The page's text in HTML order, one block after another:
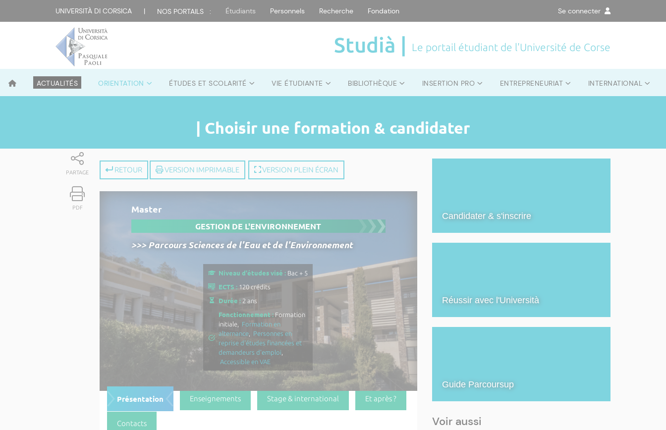
UNIVERSITÀ DI CORSICA | NOS PORTAILS : Étudiants Personnels Recherche Fondation Se connecter
Studià | Le portail étudiant de l'Université de Corse
ACTUALITÉS ORIENTATION ÉTUDES ET SCOLARITÉ VIE ÉTUDIANTE BIBLIOTHÈQUE INSERTION PRO ENTREPRENEURIAT INTERNATIONAL
| Choisir une formation & candidater
PARTAGE
PDF
RETOUR VERSION IMPRIMABLE VERSION PLEIN ÉCRAN
Master
GESTION DE L'ENVIRONNEMENT
>>> Parcours Sciences de l'Eau et de l'Environnement
Niveau d'études visé : Bac + 5
ECTS : 120 crédits
Durée : 2 ans
Fonctionnement : Formation
initiale, Formation en
alternance
Personnes en
reprise d'études financées et
demandeurs d'emploi
Accessible en VAE
Présentation Enseignements Stage & international Et après ?
Contacts
Candidater & s'inscrire
Réussir avec l'Università
Guide Parcoursup
Voir aussi